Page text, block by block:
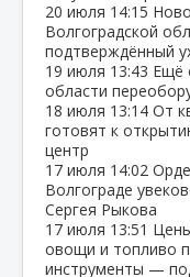
20 июля 14:15
Волгоградской
подтверждённый
19 июля 13:43 Ещё
области
18 июля 13:14 От
готовят к
центр
17 июля 14:02
Волгограде
Сергея Рыкова
17 июля 13:51
овощи и топливо
инструменты —